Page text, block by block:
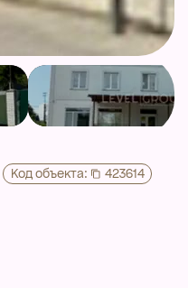
Код объекта: 423614